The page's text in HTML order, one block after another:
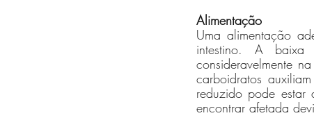
Alimentação
Uma alimentação
intestino. A baixa
consideravelmente
carboidratos
reduzido pode
encontrar afetada